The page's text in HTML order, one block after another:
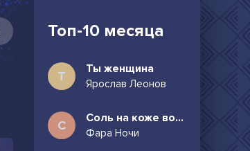
Топ-10 месяца
Т Ты женщина
Ярослав Леонов
С Соль на коже волосы в пучок
Фара Ночи